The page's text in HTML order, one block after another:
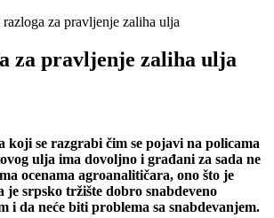
razloga za pravljenje zaliha ulja
za pravljenje zaliha ulja
koji se razgrabi čim se pojavi na policama
ulja ima dovoljno i građani za sada ne
ocenama agroanalitičara, ono što je
je srpsko tržište dobro snabdeveno
i da neće biti problema sa snabdevanjem.